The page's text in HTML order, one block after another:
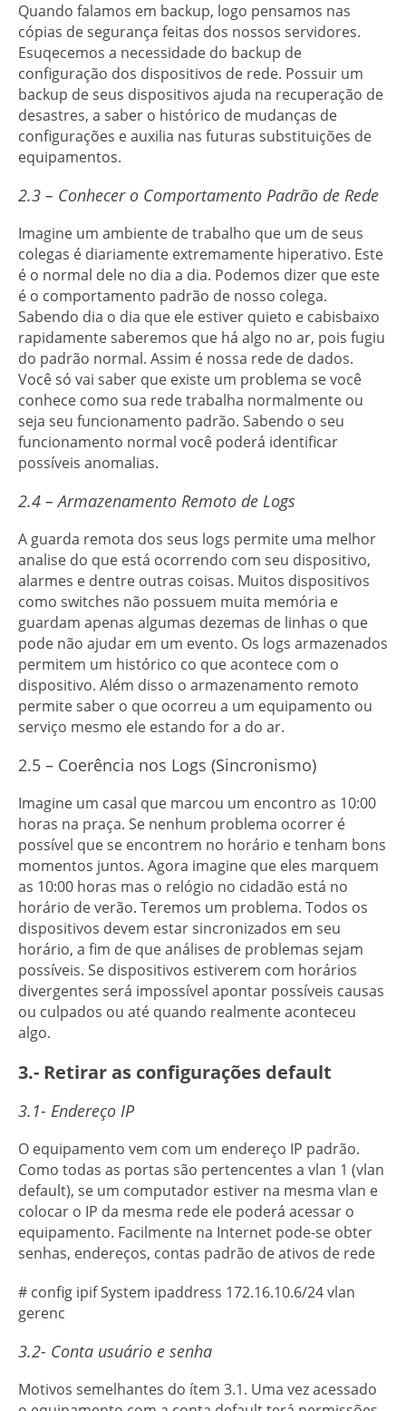
Quando falamos em backup, logo pensamos nas
cópias de segurança feitas dos nossos servidores.
Esuqecemos a necessidade do backup de
configuração dos dispositivos de rede. Possuir um
backup de seus dispositivos ajuda na recuperação de
desastres, a saber o histórico de mudanças de
configurações e auxilia nas futuras substituições de
equipamentos.
2.3 – Conhecer o Comportamento Padrão de Rede
Imagine um ambiente de trabalho que um de seus
colegas é diariamente extremamente hiperativo. Este
é o normal dele no dia a dia. Podemos dizer que este
é o comportamento padrão de nosso colega.
Sabendo dia o dia que ele estiver quieto e cabisbaixo
rapidamente saberemos que há algo no ar, pois fugiu
do padrão normal. Assim é nossa rede de dados.
Você só vai saber que existe um problema se você
conhece como sua rede trabalha normalmente ou
seja seu funcionamento padrão. Sabendo o seu
funcionamento normal você poderá identificar
possíveis anomalias.
2.4 – Armazenamento Remoto de Logs
A guarda remota dos seus logs permite uma melhor
analise do que está ocorrendo com seu dispositivo,
alarmes e dentre outras coisas. Muitos dispositivos
como switches não possuem muita memória e
guardam apenas algumas dezemas de linhas o que
pode não ajudar em um evento. Os logs armazenados
permitem um histórico co que acontece com o
dispositivo. Além disso o armazenamento remoto
permite saber o que ocorreu a um equipamento ou
serviço mesmo ele estando for a do ar.
2.5 – Coerência nos Logs (Sincronismo)
Imagine um casal que marcou um encontro as 10:00
horas na praça. Se nenhum problema ocorrer é
possível que se encontrem no horário e tenham bons
momentos juntos. Agora imagine que eles marquem
as 10:00 horas mas o relógio no cidadão está no
horário de verão. Teremos um problema. Todos os
dispositivos devem estar sincronizados em seu
horário, a fim de que análises de problemas sejam
possíveis. Se dispositivos estiverem com horários
divergentes será impossível apontar possíveis causas
ou culpados ou até quando realmente aconteceu
algo.
3.- Retirar as configurações default
3.1- Endereço IP
O equipamento vem com um endereço IP padrão.
Como todas as portas são pertencentes a vlan 1 (vlan
default), se um computador estiver na mesma vlan e
colocar o IP da mesma rede ele poderá acessar o
equipamento. Facilmente na Internet pode-se obter
senhas, endereços, contas padrão de ativos de rede
# config ipif System ipaddress 172.16.10.6/24 vlan
gerenc
3.2- Conta usuário e senha
Motivos semelhantes do ítem 3.1. Uma vez acessado